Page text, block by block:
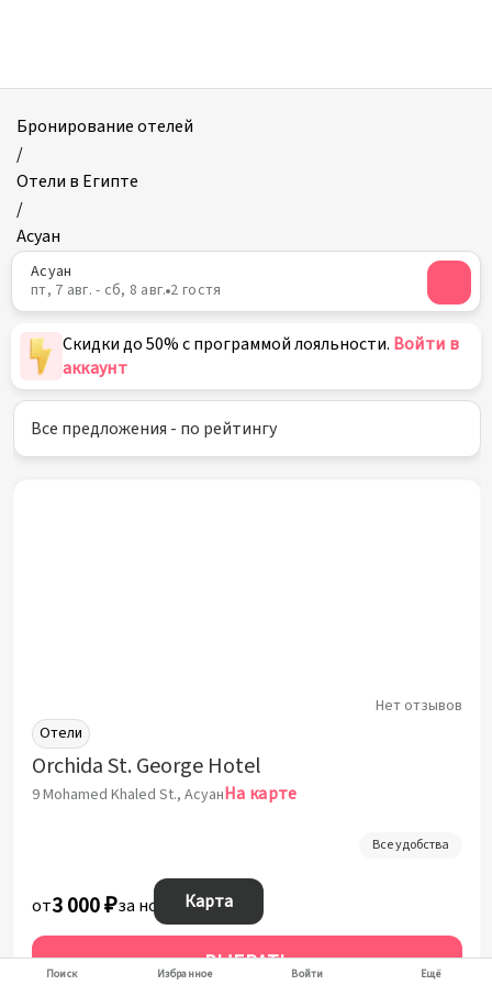
Бронирование отелей
/
Отели в Египте
/
Асуан
Асуан
пт, 7 авг. - сб, 8 авг. 2 гостя
Скидки до 50% с программой лояльности. Войти в
аккаунт
Все предложения - по рейтингу
Отели
Orchida St. George Hotel
9 Mohamed Khaled St., АсуанНа карте
Нет отзывов
Все удобства
от3 000 ₽за ночь
ВЫБРАТЬ
Карта
Поиск Избранное Войти Ещё